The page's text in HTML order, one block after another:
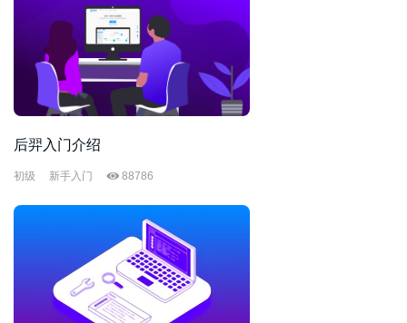
后羿入门介绍
初级 新手入门 88786